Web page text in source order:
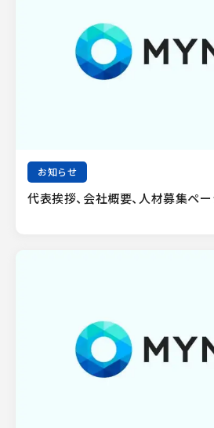
お知らせ
代表挨拶、会社概要、人材募集ペ